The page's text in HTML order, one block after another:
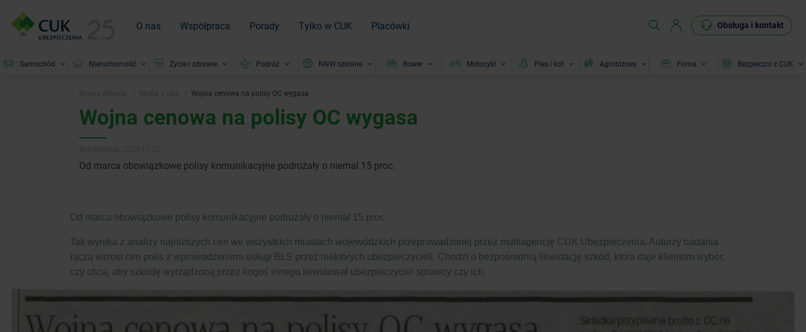
O nas Współpraca Porady Tylko w CUK Placówki Obsługa i kontakt
Samochód Nieruchomość Życie i zdrowie Podróż NNW szkolne Rower Motocykl Pies i kot Agrobiznes Firma Bezpieczni z CUK
Wojna cenowa na polisy OC wygasa
Wojna cenowa na polisy OC wygasa
Od marca obowiązkowe polisy komunikacyjne podrożały o niemal 15 proc.
Od marca obowiązkowe polisy komunikacyjne podrożały o niemal 15 proc.
Tak wynika z analizy najniższych cen we wszystkich miastach wojewódzkich przeprowadzonej przez multiagencję CUK Ubezpieczenia. Autorzy badania
łączą wzrost cen polis z wprowadzeniem usługi BLS przez niektórych ubezpieczycieli. Chodzi o bezpośrednią likwidację szkód, która daje klientom wybór,
czy chcą, aby szkodę wyrządzoną przez kogoś innego likwidował ubezpieczyciel sprawcy czy ich.